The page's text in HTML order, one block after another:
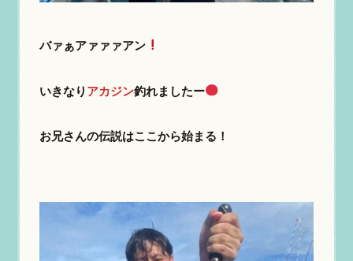
バァぁアァァァアン
いきなり アカジン釣れましたー
お兄さんの伝説はここから始まる！